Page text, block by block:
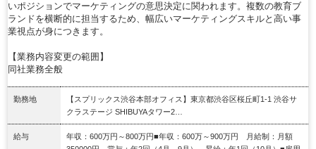
いポジションでマーケティングの意思決定に関われます。複数の教育ブ
ランドを横断的に担当するため、幅広いマーケティングスキルと高い事
業視点が身につきます。
【業務内容変更の範囲】
同社業務全般
勤務地
【スプリックス渋谷本部オフィス】東京都渋谷区桜丘町1‐1 渋谷サ
クラステージ SHIBUYAタワー2…
給与
年収：600万円～800万円■年収：600万～900万円 月給制：月額